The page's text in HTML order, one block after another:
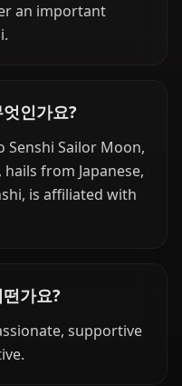
an important
인가요?
Sailor Moon,
from Japanese,
is affiliated with
가요?
supportive